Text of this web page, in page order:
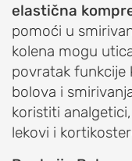
Veštačko
rame
(proteza
ramena)
Stabilizacija
ramena
(Bankart
elastična
pomoći u
kolena mogu
povratak funkcije
bolova i
koristiti
lekovi i